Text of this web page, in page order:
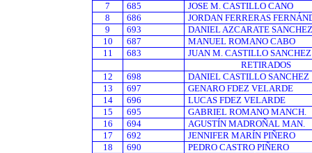
7
685
JOSE M. CASTILLO CANO
8
686
JORDAN FERRERAS
9
693
DANIEL AZCARATE SANCHEZ
10
687
MANUEL ROMANO CABO
11
683
JUAN M. CASTILLO SANCHEZ
RETIRADOS
12
698
DANIEL CASTILLO SANCHEZ
13
697
GENARO FDEZ VELARDE
14
696
LUCAS FDEZ VELARDE
15
695
GABRIEL ROMANO MANCH.
16
694
AGUSTÍN MADROÑAL MAN.
17
692
JENNIFER MARÍN PIÑERO
18
690
PEDRO CASTRO PIÑERO